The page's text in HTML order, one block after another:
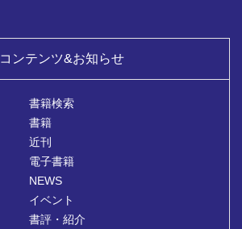
コンテンツ&お知らせ
書籍検索
書籍
近刊
電子書籍
NEWS
イベント
書評・紹介